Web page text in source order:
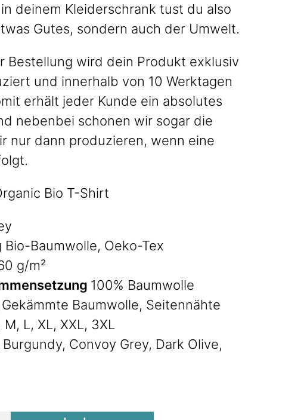
deinem Kleiderschrank tust du also
Gutes, sondern auch der Umwelt.
Bestellung wird dein Produkt exklusiv
und innerhalb von 10 Werktagen
erhält jeder Kunde ein absolutes
nebenbei schonen wir sogar die
nur dann produzieren, wenn eine
Bio T-Shirt
Bio-Baumwolle, Oeko-Tex
g/m²
100% Baumwolle
Gekämmte Baumwolle, Seitennähte
M, L, XL, XXL, 3XL
Burgundy, Convoy Grey, Dark Olive,